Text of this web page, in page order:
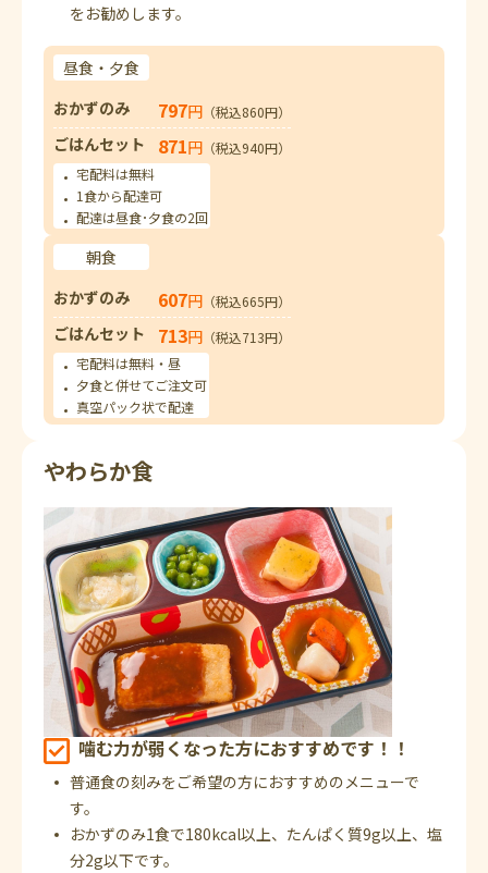
をお勧めします。
昼食・夕食
おかずのみ
797円 （税込860円）
ごはんセット 871円 （税込940円）
宅配料は無料
1食から配達可
配達は昼食･夕食の2回
朝食
おかずのみ
607円 （税込665円）
ごはんセット 713円 （税込713円）
宅配料は無料・昼
夕食と併せてご注文可
真空パック状で配達
やわらか食
噛む力が弱くなった方におすすめです！！
普通食の刻みをご希望の方におすすめのメニューで
す。
おかずのみ1食で180kcal以上、たんぱく質9g以上、塩
分2g以下です。